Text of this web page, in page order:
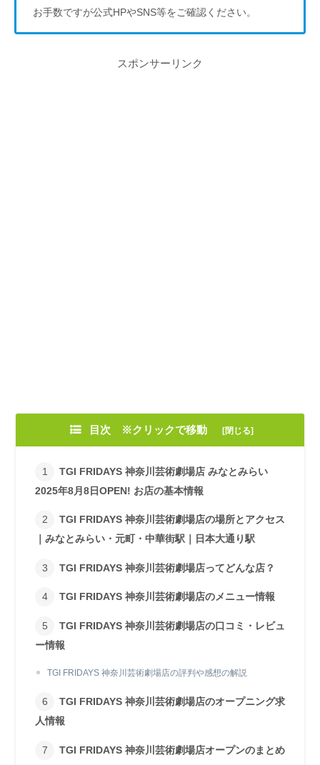
お手数ですが公式HPやSNS等をご確認ください。
スポンサーリンク
目次 ※クリックで移動
TGI FRIDAYS 神奈川芸術劇場店 みなとみらい
2025年8月8日OPEN! お店の基本情報
TGI FRIDAYS 神奈川芸術劇場店の場所とアクセス
｜みなとみらい・元町・中華街駅｜日本大通り駅
TGI FRIDAYS 神奈川芸術劇場店ってどんな店？
TGI FRIDAYS 神奈川芸術劇場店のメニュー情報
TGI FRIDAYS 神奈川芸術劇場店の口コミ・レビュ
ー情報
TGI FRIDAYS 神奈川芸術劇場店の評判や感想の解説
TGI FRIDAYS 神奈川芸術劇場店のオープニング求
人情報
TGI FRIDAYS 神奈川芸術劇場店オープンのまとめ